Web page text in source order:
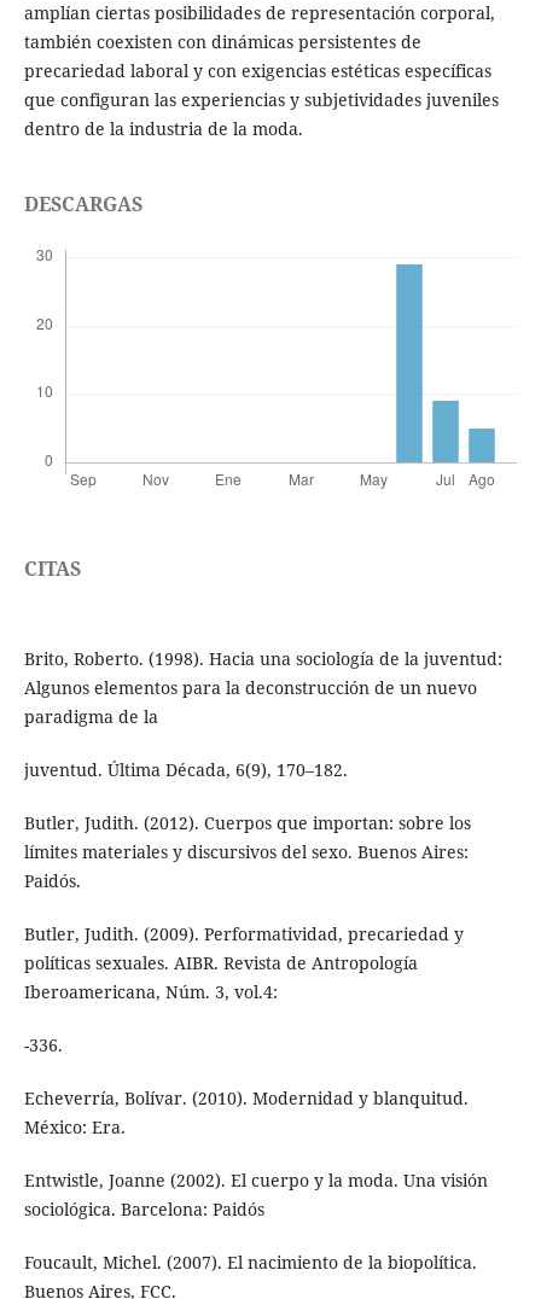
amplían ciertas posibilidades de representación corporal,
también coexisten con dinámicas persistentes de
precariedad laboral y con exigencias estéticas específicas
que configuran las experiencias y subjetividades juveniles
dentro de la industria de la moda.
DESCARGAS
CITAS
Brito, Roberto. (1998). Hacia una sociología de la juventud:
Algunos elementos para la deconstrucción de un nuevo
paradigma de la
juventud. Última Década, 6(9), 170–182.
Butler, Judith. (2012). Cuerpos que importan: sobre los
límites materiales y discursivos del sexo. Buenos Aires:
Paidós.
Butler, Judith. (2009). Performatividad, precariedad y
políticas sexuales. AIBR. Revista de Antropología
Iberoamericana, Núm. 3, vol.4:
-336.
Echeverría, Bolívar. (2010). Modernidad y blanquitud.
México: Era.
Entwistle, Joanne (2002). El cuerpo y la moda. Una visión
sociológica. Barcelona: Paidós
Foucault, Michel. (2007). El nacimiento de la biopolítica.
Buenos Aires, FCC.